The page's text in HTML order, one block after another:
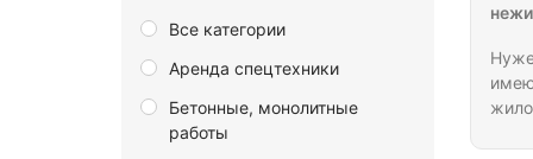
Донецкая Народная
область
Все категории
Аренда спецтехники
Бетонные, монолитные
работы